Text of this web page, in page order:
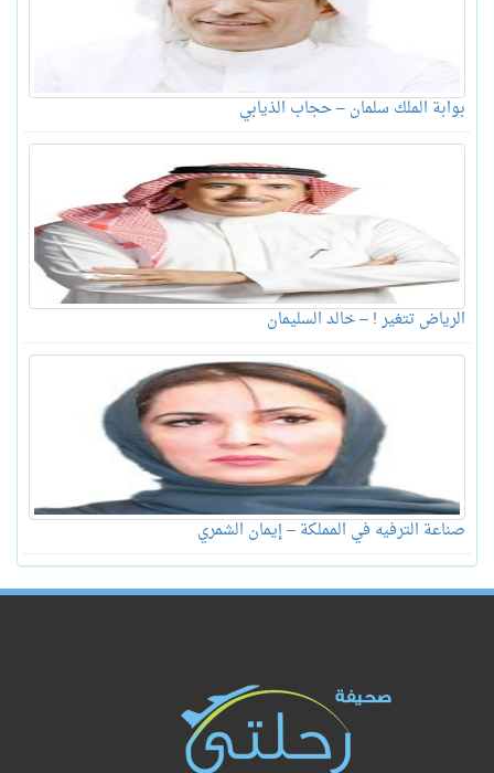
بوابة الملك سلمان – حجاب الذيابي
الرياض تتغير ! – خالد السليمان
صناعة الترفيه في المملكة – إيمان الشمري